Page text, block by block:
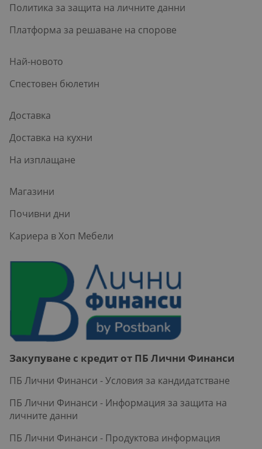
Политика за защита на личните данни
Платформа за решаване на спорове
Най-новото
Спестовен бюлетин
Доставка
Доставка на кухни
На изплащане
Магазини
Почивни дни
Кариера в Хоп Мебели
Закупуване с кредит от ПБ Лични Финанси
ПБ Лични Финанси - Условия за кандидатстване
ПБ Лични Финанси - Информация за защита на
личните данни
ПБ Лични Финанси - Продуктова информация